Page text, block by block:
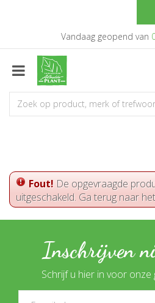
a
Vandaag geopend van
Fout! De opgevraagde
uitgeschakeld. Ga terug naar het
Inschrijven
Schrijf u hier in voor onze